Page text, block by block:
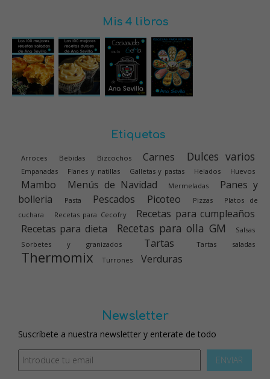
Mis 4 libros
Etiquetas
Arroces Bebidas Bizcochos Carnes Dulces varios
Empanadas Flanes y natillas Galletas y pastas Helados Huevos
Mambo Menús de Navidad Mermeladas
Panes y
bolleria
Pasta Pescados Picoteo Pizzas
Platos de
cuchara
Recetas para Cecofry
Recetas para cumpleaños
Recetas para dieta
Recetas para olla GM
Salsas
Sorbetes y granizados
Tartas Tartas saladas
Thermomix Turrones Verduras
Newsletter
Suscríbete a nuestra newsletter y enterate de todo
ENVIAR